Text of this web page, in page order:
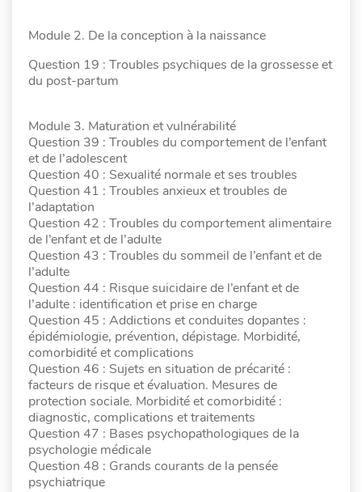
Module 2. De la conception à la naissance
Question 19 : Troubles psychiques de la grossesse et
du post-partum
Module 3. Maturation et vulnérabilité
Question 39 : Troubles du comportement de l’enfant
et de l’adolescent
Question 40 : Sexualité normale et ses troubles
Question 41 : Troubles anxieux et troubles de
l’adaptation
Question 42 : Troubles du comportement alimentaire
de l’enfant et de l’adulte
Question 43 : Troubles du sommeil de l’enfant et de
l’adulte
Question 44 : Risque suicidaire de l’enfant et de
l’adulte : identification et prise en charge
Question 45 : Addictions et conduites dopantes :
épidémiologie, prévention, dépistage. Morbidité,
comorbidité et complications
Question 46 : Sujets en situation de précarité :
facteurs de risque et évaluation. Mesures de
protection sociale. Morbidité et comorbidité :
diagnostic, complications et traitements
Question 47 : Bases psychopathologiques de la
psychologie médicale
Question 48 : Grands courants de la pensée
psychiatrique